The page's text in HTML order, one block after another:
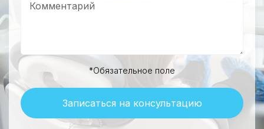
*Обязательное поле
Записаться на консультацию